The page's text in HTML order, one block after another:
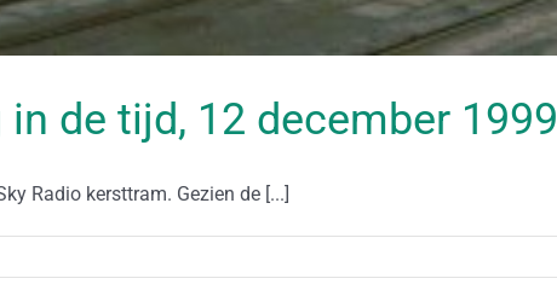
in de tijd, 12 december 1999
Radio kersttram. Gezien de [...]